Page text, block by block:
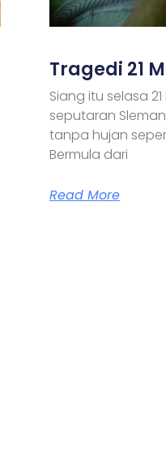
Tragedi 21
Siang itu selasa
seputaran
tanpa hujan
Bermula dari
Read More